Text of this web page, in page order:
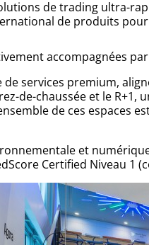
de trading ultra-
de produits
accompagnées par
services premium,
de-chaussée et le
de ces espaces
et
Certified Niveau 1